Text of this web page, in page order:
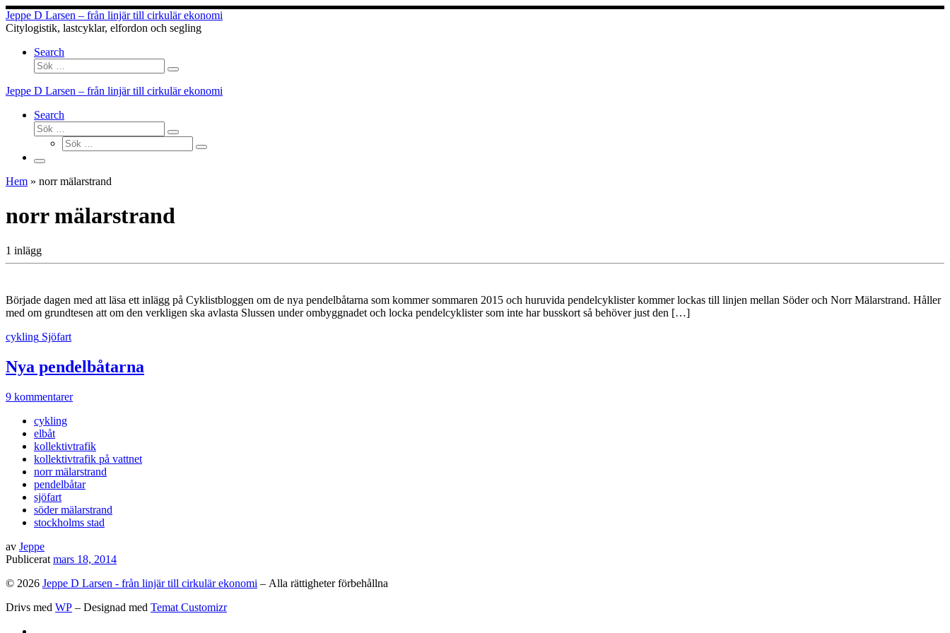
Hoppa
till
innehåll
Jeppe D Larsen – från linjär till cirkulär ekonomi
Citylogistik, lastcyklar, elfordon och segling
Search
Sök
Sök
…
Jeppe D Larsen – från linjär till cirkulär ekonomi
Search
Sök
Sök
Sök
Sök
Meny
Hem » norr mälarstrand
norr mälarstrand
1 inlägg
Började dagen med att läsa ett inlägg på Cyklistbloggen om de nya pendelbåtarna som kommer sommaren 2015 och huruvida pendelcyklister kommer lockas till linjen mellan Söder och Norr Mälarstrand. Håller
med om grundtesen att om den verkligen ska avlasta Slussen under ombyggnadet och locka pendelcyklister som inte har busskort så behöver just den […]
cykling Sjöfart
Nya pendelbåtarna
9 kommentarer
cykling
elbåt
kollektivtrafik
kollektivtrafik på vattnet
norr mälarstrand
pendelbåtar
sjöfart
söder mälarstrand
stockholms stad
av Jeppe
Publicerat mars 18, 2014
© 2026 Jeppe D Larsen - från linjär till cirkulär ekonomi – Alla rättigheter förbehållna
Drivs med WP – Designad med Temat Customizr